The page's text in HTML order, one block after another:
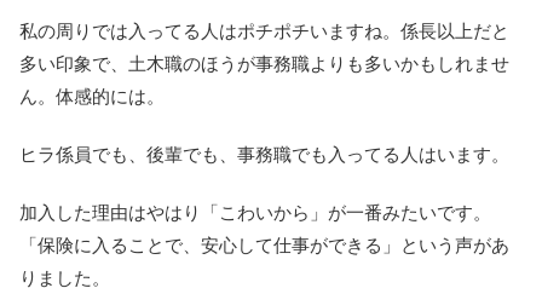
私の周りでは入ってる人はポチポチいますね。係長以上だと
多い印象で、土木職のほうが事務職よりも多いかもしれませ
ん。体感的には。
ヒラ係員でも、後輩でも、事務職でも入ってる人はいます。
加入した理由はやはり「こわいから」が一番みたいです。
「保険に入ることで、安心して仕事ができる」という声があ
りました。